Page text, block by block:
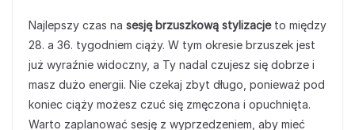
Najlepszy czas na sesję brzuszkową stylizacjeto między
28. a 36. tygodniem ciąży. W tym okresie brzuszek jest
już wyraźnie widoczny, a Ty nadal czujesz się dobrze i
masz dużo energii. Nie czekaj zbyt długo, ponieważ pod
koniec ciąży możesz czuć się zmęczona i opuchnięta.
Warto zaplanować sesję z wyprzedzeniem, aby mieć